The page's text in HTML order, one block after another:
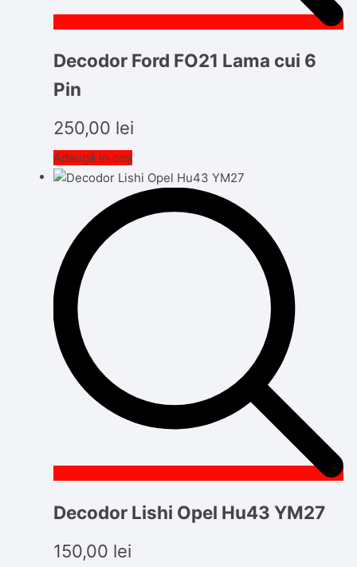
Decodor Ford FO21 Lama cui 6
Pin
250,00 lei
Adaugă în coș
Decodor Lishi Opel Hu43 YM27
150,00 lei